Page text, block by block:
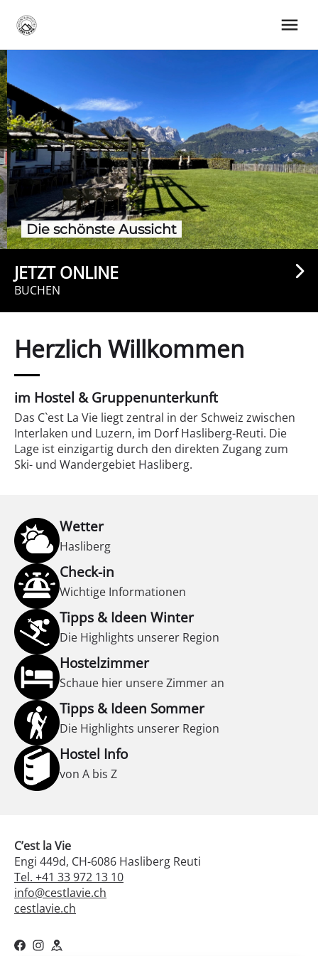
Slideshow Items
Die schönste Aussicht
JETZT ONLINE
BUCHEN
Herzlich Willkommen
im Hostel & Gruppenunterkunft
Das C`est La Vie liegt zentral in der Schweiz zwischen
Interlaken und Luzern, im Dorf Hasliberg-Reuti. Die
Lage ist einzigartig durch den direkten Zugang zum
Ski- und Wandergebiet Hasliberg.
Wetter
Hasliberg
Check-in
Wichtige Informationen
Tipps & Ideen Winter
Die Highlights unserer Region
Hostelzimmer
Schaue hier unsere Zimmer an
Tipps & Ideen Sommer
Die Highlights unserer Region
Hostel Info
von A bis Z
C’est la Vie
Engi 449d, CH-6086 Hasliberg Reuti
Tel. +41 33 972 13 10
info@cestlavie.ch
cestlavie.ch